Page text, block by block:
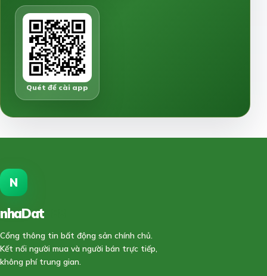
Quét để cài app
N
nhaDat
Cổng thông tin bất động sản chính chủ.
Kết nối người mua và người bán trực tiếp,
không phí trung gian.